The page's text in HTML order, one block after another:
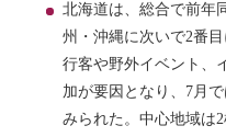
北海道は、総合で前年
州・沖縄に次いで2番
行客や野外イベント、
加が要因となり、7月
みられた。中心地域は